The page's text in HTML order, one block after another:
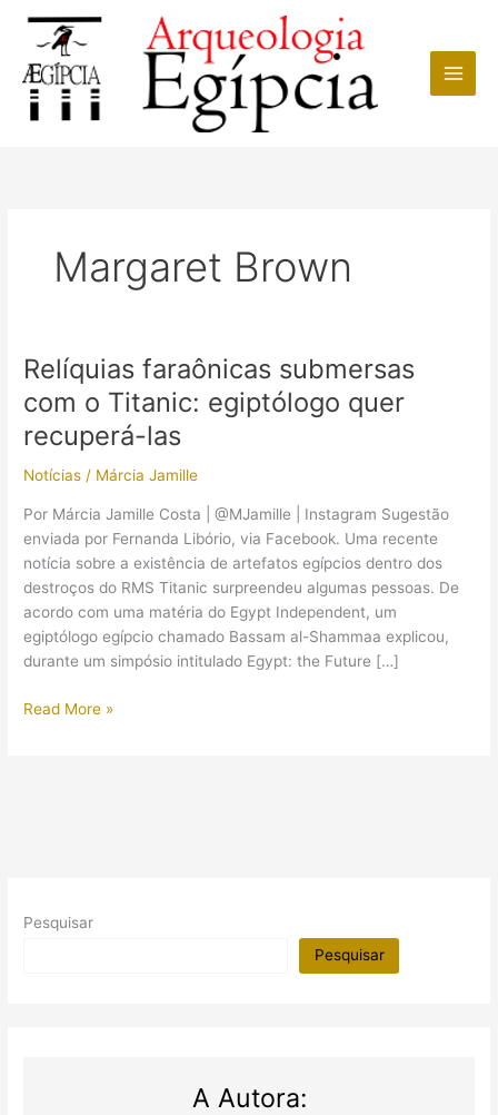
conteúdo
Margaret Brown
Relíquias faraônicas submersas
com o Titanic: egiptólogo quer
recuperá-las
Notícias / Márcia Jamille
Por Márcia Jamille Costa | @MJamille | Instagram Sugestão
enviada por Fernanda Libório, via Facebook. Uma recente
notícia sobre a existência de artefatos egípcios dentro dos
destroços do RMS Titanic surpreendeu algumas pessoas. De
acordo com uma matéria do Egypt Independent, um
egiptólogo egípcio chamado Bassam al-Shammaa explicou,
durante um simpósio intitulado Egypt: the Future […]
Relíquias
las
Read More »
Pesquisar
Pesquisar
A Autora: